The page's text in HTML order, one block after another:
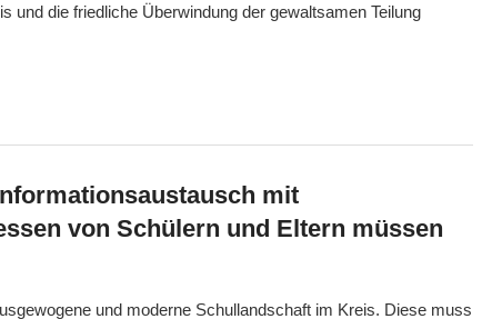
und die friedliche Überwindung der gewaltsamen Teilung
mit
von Schülern und Eltern müssen
und moderne Schullandschaft im Kreis. Diese muss